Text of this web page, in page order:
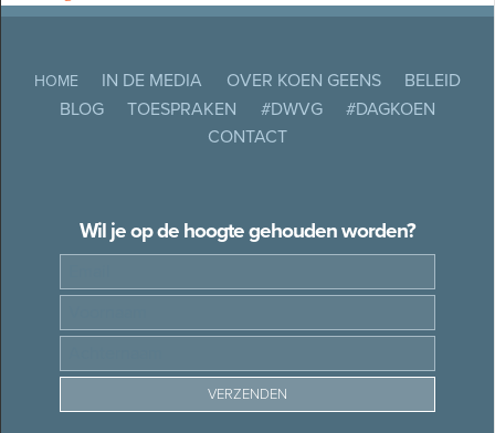
HOME IN DE MEDIA OVER KOEN GEENS
BELEID
BLOG
TOESPRAKEN #DWVG
#DAGKOEN
CONTACT
Wil je op de hoogte gehouden worden?